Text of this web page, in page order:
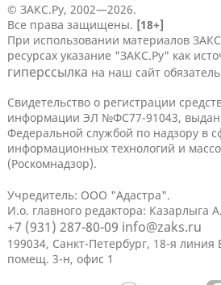
© ЗАКС.Ру, 2002—2026.
Все права защищены. [18+]
При использовании материалов
ресурсах указание "ЗАКС.Ру" как
гиперссылка на наш сайт
Свидетельство о регистрации
информации ЭЛ №ФС77-91043,
Федеральной службой по надзору в
информационных технологий и
(Роскомнадзор).
Учредитель: ООО "Адастра".
И.о. главного редактора: Казарлыга
+7 (931) 287-80-09 info@zaks.ru
199034, Санкт-Петербург, 18-я
помещ. 3-н, офис 1